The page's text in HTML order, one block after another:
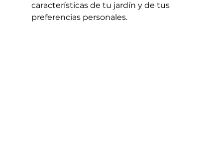
características de tu jardín y de tus
preferencias personales.